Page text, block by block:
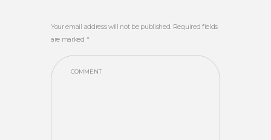
Your email address will not be published. Required fields
are marked *